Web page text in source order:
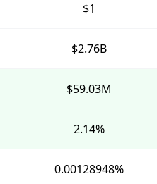
$1
$2.76B
$59.03M
2.14%
0.00128948%